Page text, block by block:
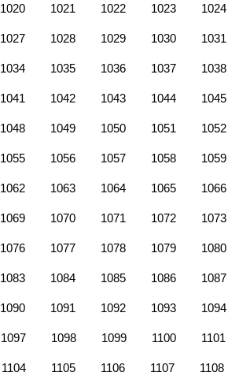
1020 1021 1022 1023 1024
1027 1028 1029 1030 1031
1034 1035 1036 1037 1038
1041 1042 1043 1044 1045
1048 1049 1050 1051 1052
1055 1056 1057 1058 1059
1062 1063 1064 1065 1066
1069 1070 1071 1072 1073
1076 1077 1078 1079 1080
1083 1084 1085 1086 1087
1090 1091 1092 1093 1094
1097 1098 1099 1100 1101
1104 1105 1106 1107 1108